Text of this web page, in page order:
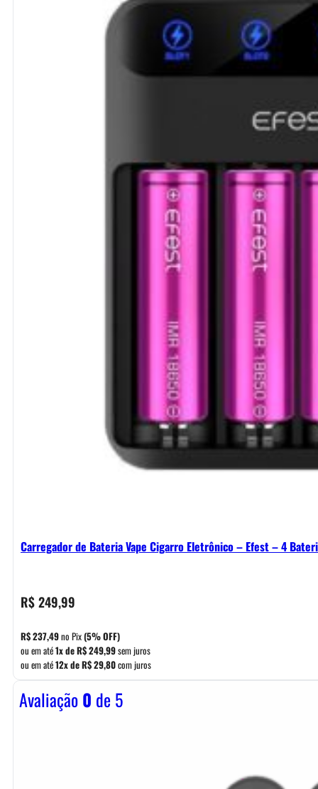
Carregador de Bateria Vape Cigarro Eletrônico – Efest – 4
R$249,99
R$237,49no Pix(5% OFF)
ou em até1x deR$249,99sem juros
ou em até12x deR$29,80com juros
Avaliação0 de 5